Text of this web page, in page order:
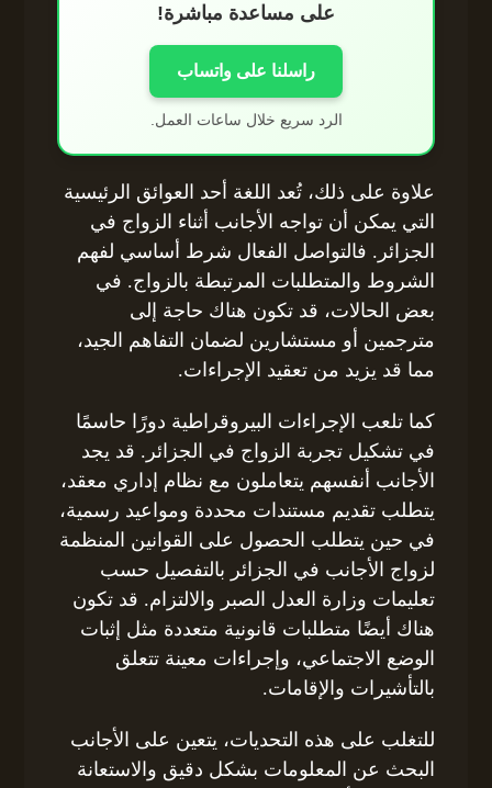
على مساعدة مباشرة!
راسلنا على واتساب
الرد سريع خلال ساعات العمل.
علاوة على ذلك، تُعد اللغة أحد العوائق الرئيسية
التي يمكن أن تواجه الأجانب أثناء الزواج في
الجزائر. فالتواصل الفعال شرط أساسي لفهم
الشروط والمتطلبات المرتبطة بالزواج. في
بعض الحالات، قد تكون هناك حاجة إلى
مترجمين أو مستشارين لضمان التفاهم الجيد،
مما قد يزيد من تعقيد الإجراءات.
كما تلعب الإجراءات البيروقراطية دورًا حاسمًا
في تشكيل تجربة الزواج في الجزائر. قد يجد
الأجانب أنفسهم يتعاملون مع نظام إداري معقد،
يتطلب تقديم مستندات محددة ومواعيد رسمية،
في حين يتطلب الحصول على القوانين المنظمة
لزواج الأجانب في الجزائر بالتفصيل حسب
تعليمات وزارة العدل الصبر والالتزام. قد تكون
هناك أيضًا متطلبات قانونية متعددة مثل إثبات
الوضع الاجتماعي، وإجراءات معينة تتعلق
بالتأشيرات والإقامات.
للتغلب على هذه التحديات، يتعين على الأجانب
البحث عن المعلومات بشكل دقيق والاستعانة